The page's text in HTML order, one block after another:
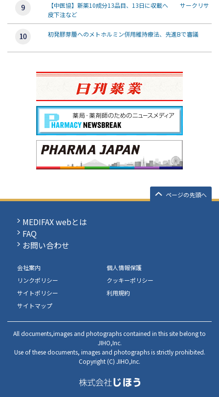
【中医協】新薬10成分13品目、13日に収載へ サークリサ
皮下注など
初発膠芽腫へのメトホルミン併用維持療法、先進Bで審議
ページの先頭へ
MEDIFAX webとは
FAQ
お問い合わせ
会社案内
個人情報保護
リンクポリシー
クッキーポリシー
サイトポリシー
利用規約
サイトマップ
All documents,images and photographs contained in this site belong to
JIHO,Inc.
Use of these documents, images and photographs is strictly prohibited.
Copyright (C) JIHO,Inc.